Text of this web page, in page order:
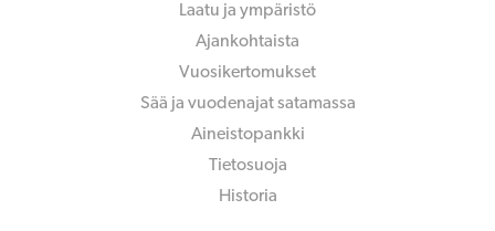
Laatu ja ympäristö
Ajankohtaista
Vuosikertomukset
Sää ja vuodenajat satamassa
Aineistopankki
Tietosuoja
Historia